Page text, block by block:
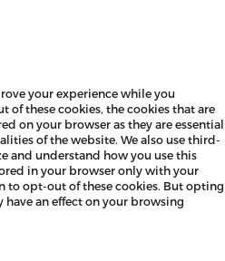
your experience while you
of these cookies, the cookies that are
on your browser as they are essential
of the website. We also use third-
and understand how you use this
in your browser only with your
to opt-out of these cookies. But opting
have an effect on your browsing